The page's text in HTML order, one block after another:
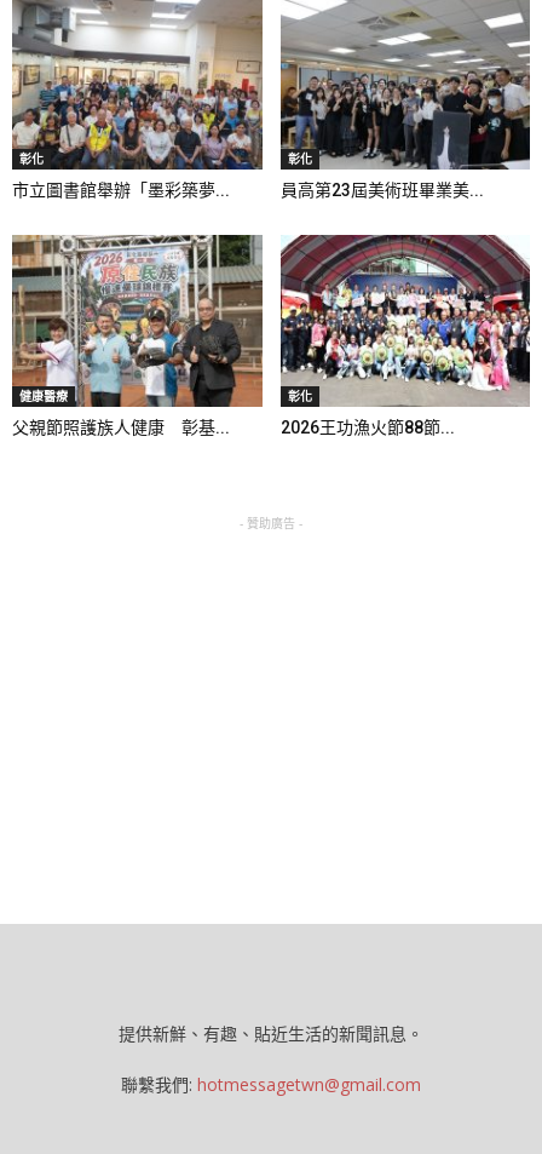
彰化
市立圖書館舉辦「墨彩築夢...
彰化
員高第23屆美術班畢業美...
健康醫療
父親節照護族人健康 彰基...
彰化
2026王功漁火節88節...
- 贊助廣告 -
提供新鮮、有趣、貼近生活的新聞訊息。
聯繫我們: hotmessagetwn@gmail.com